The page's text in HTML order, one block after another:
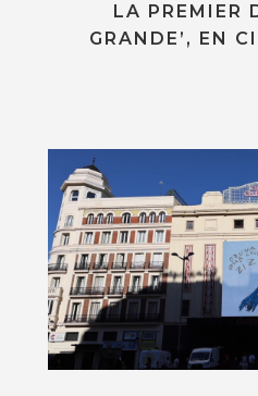
LA PREMIER
GRANDE’, EN